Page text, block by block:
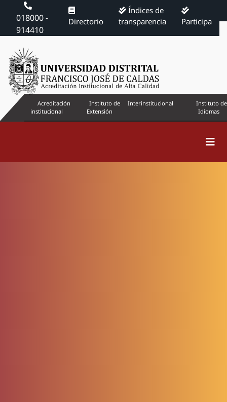
018000 -
914410
Directorio
Índices de
transparencia
Participa
Acreditación
institucional
Instituto de
Extensión
Interinstitucional
Instituto de
Idiomas